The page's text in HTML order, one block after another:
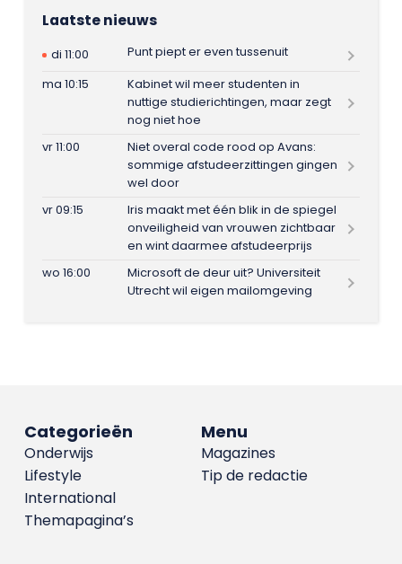
Laatste nieuws
di 11:00
Punt piept er even tussenuit
ma 10:15
Kabinet wil meer studenten in
nuttige studierichtingen, maar zegt
nog niet hoe
vr 11:00
Niet overal code rood op Avans:
sommige afstudeerzittingen gingen
wel door
vr 09:15
Iris maakt met één blik in de spiegel
onveiligheid van vrouwen zichtbaar
en wint daarmee afstudeerprijs
wo 16:00
Microsoft de deur uit? Universiteit
Utrecht wil eigen mailomgeving
Menu
Magazines
Tip de redactie
Categorieën
Onderwijs
Lifestyle
International
Themapagina’s